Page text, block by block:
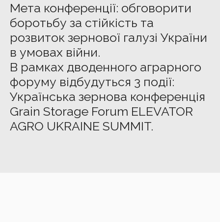
Мета конференції: обговорити
боротьбу за стійкість та
розвиток зернової галузі України
в умовах війни.
В рамках дводенного аграрного
форуму відбудуться 3 події:
Українська зернова конференція
Grain Storage Forum ELEVATOR
AGRO UKRAINE SUMMIT.